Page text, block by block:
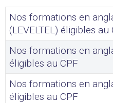
Nos formations en
(LEVELTEL) éligibles au
Nos formations en
éligibles au CPF
Nos formations en
éligibles au CPF